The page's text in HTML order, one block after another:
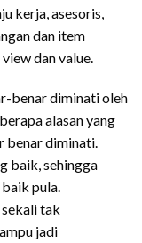
kerja, asesoris,
dan item
dan value.
benar diminati oleh
alasan yang
benar diminati.
baik, sehingga
pula.
tak
jadi